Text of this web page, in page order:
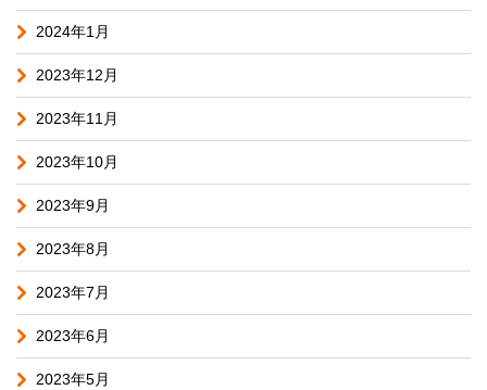
2024年1月
2023年12月
2023年11月
2023年10月
2023年9月
2023年8月
2023年7月
2023年6月
2023年5月